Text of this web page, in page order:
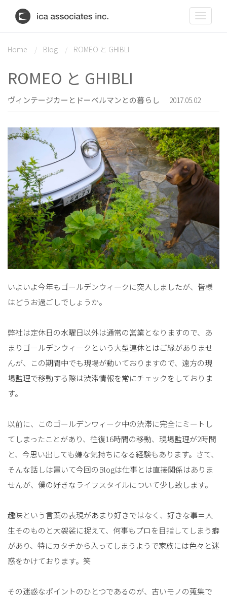
Toggle
Home Blog ROMEO と GHIBLI
ROMEO と GHIBLI
ヴィンテージカーとドーベルマンとの暮らし 2017.05.02
いよいよ今年もゴールデンウィークに突入しましたが、皆様
はどうお過ごしでしょうか。
弊社は定休日の水曜日以外は通常の営業となりますので、あ
まりゴールデンウィークという大型連休とはご縁がありませ
んが、この期間中でも現場が動いておりますので、遠方の現
場監理で移動する際は渋滞情報を常にチェックをしておりま
す。
以前に、このゴールデンウィーク中の渋滞に完全にミートし
てしまったことがあり、往復16時間の移動、現場監理が2時間
と、今思い出しても嫌な気持ちになる経験もあります。さて、
そんな話しは置いて今回のBlogは仕事とは直接関係はありま
せんが、僕の好きなライフスタイルについて少し致します。
趣味という言葉の表現があまり好きではなく、好きな事＝人
生そのものと大袈裟に捉えて、何事もプロを目指してしまう癖
があり、特にカタチから入ってしまうようで家族には色々と迷
惑をかけております。笑
その迷惑なポイントのひとつであるのが、古いモノの蒐集で